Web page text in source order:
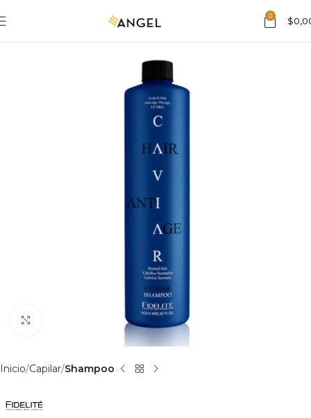
0 $
Haga clic para ampliar
Inicio Capilar Shampoo